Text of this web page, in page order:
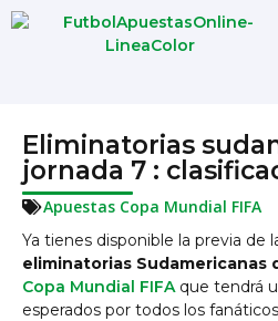
Eliminatorias
jornada 7 :
Apuestas Copa Mundial FIFA
Ya tienes disponible la previa de
eliminatorias Sudamericanas
Copa Mundial FIFAque tendrá
esperados por todos los